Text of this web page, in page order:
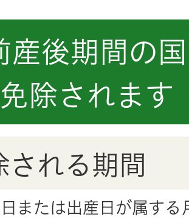
産後期間の
除されます
される期間
または出産日が属す